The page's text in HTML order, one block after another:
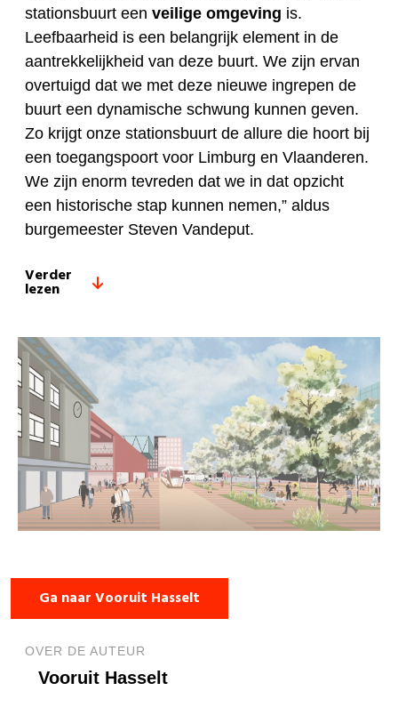
stationsbuurt een veilige omgeving is.
Leefbaarheid is een belangrijk element in de
aantrekkelijkheid van deze buurt. We zijn ervan
overtuigd dat we met deze nieuwe ingrepen de
buurt een dynamische schwung kunnen geven.
Zo krijgt onze stationsbuurt de allure die hoort bij
een toegangspoort voor Limburg en Vlaanderen.
We zijn enorm tevreden dat we in dat opzicht
een historische stap kunnen nemen,” aldus
burgemeester Steven Vandeput.
Verder
lezen
Ga naar Vooruit Hasselt
OVER DE AUTEUR
Vooruit Hasselt